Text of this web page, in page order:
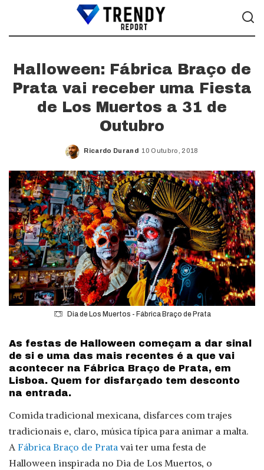
Halloween: Fábrica Braço de
Prata vai receber uma Fiesta
de Los Muertos a 31 de
Outubro
Posted
Ricardo Durand 10 Outubro, 2018
Dia de Los Muertos - Fábrica Braço de Prata
As festas de Halloween começam a dar sinal
de si e uma das mais recentes é a que vai
acontecer na Fábrica Braço de Prata, em
Lisboa. Quem for disfarçado tem desconto
na entrada.
Comida tradicional mexicana, disfarces com trajes
tradicionais e, claro, música típica para animar a malta.
A Fábrica Braço de Prata vai ter uma festa de
Halloween inspirada no Dia de Los Muertos, o